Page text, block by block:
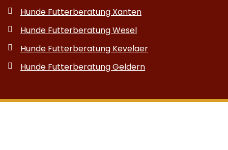
Hunde Futterberatung Xanten
Hunde Futterberatung Wesel
Hunde Futterberatung Kevelaer
Hunde Futterberatung Geldern